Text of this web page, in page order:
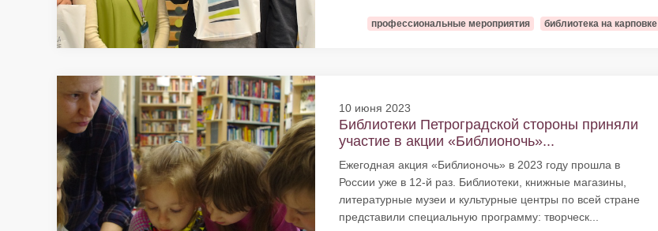
профессиональные мероприятия библиотека на карповке
10 июня 2023
Библиотеки Петроградской стороны приняли
участие в акции «Библионочь»...
Ежегодная акция «Библионочь» в 2023 году прошла в
России уже в 12-й раз. Библиотеки, книжные магазины,
литературные музеи и культурные центры по всей стране
представили специальную программу: творческ...